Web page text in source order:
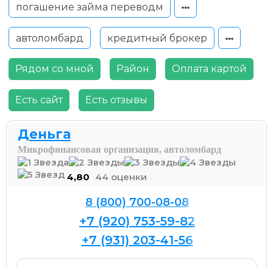
погашение займа переводм
автоломбард кредитный брокер
Рядом со мной Район Оплата картой
Есть сайт Есть отзывы
Деньга
Микрофинансовая организация, автоломбард
4,80 44 оценки
8 (800) 700-08-08
+7 (920) 753-59-82
+7 (931) 203-41-56